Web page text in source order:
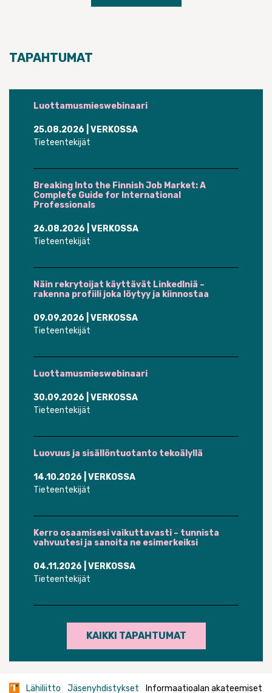
TAPAHTUMAT
Luottamusmieswebinaari
25.08.2026 | VERKOSSA
Tieteentekijät
Breaking Into the Finnish Job Market: A
Complete Guide for International
Professionals
26.08.2026 | VERKOSSA
Tieteentekijät
Näin rekrytoijat käyttävät LinkedIniä –
rakenna profiili joka löytyy ja kiinnostaa
09.09.2026 | VERKOSSA
Tieteentekijät
Luottamusmieswebinaari
30.09.2026 | VERKOSSA
Tieteentekijät
Luovuus ja sisällöntuotanto tekoälyllä
14.10.2026 | VERKOSSA
Tieteentekijät
Kerro osaamisesi vaikuttavasti – tunnista
vahvuutesi ja sanoita ne esimerkeiksi
04.11.2026 | VERKOSSA
Tieteentekijät
KAIKKI TAPAHTUMAT
Lähiliitto Jäsenyhdistykset Informaatioalan akateemiset